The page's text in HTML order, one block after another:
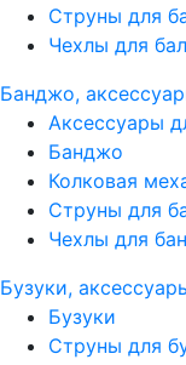
Струны для
Чехлы для
Банджо,
Аксессуары
Банджо
Колковая
Струны для
Чехлы для
Бузуки,
Бузуки
Струны для